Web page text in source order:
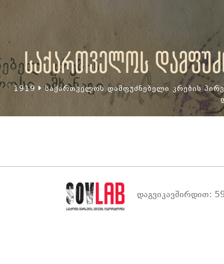
საქართველოს
1919
საქართველოს დამფუძნებელი კრების
დაგვიკავშირდით: